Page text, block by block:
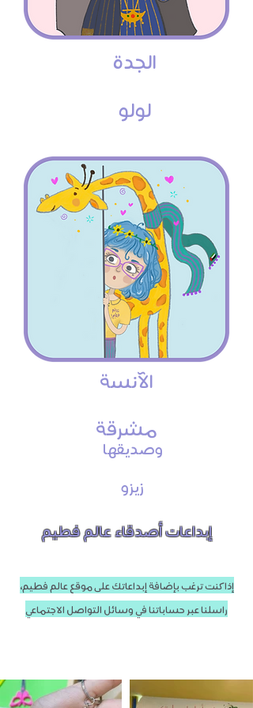
الجدة
لولو
الآنسة
مشرقة
وصديقها
زيزو
إبداعات أصدقاء عالم فطيم
إذا كنت ترغب بإضافة إبداعاتك على موقع عالم فطيم،
راسلنا عبر حساباتنا في وسائل التواصل الاجتماعي